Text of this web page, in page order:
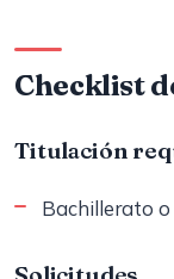
Checklist
Titulación
Bachillerato